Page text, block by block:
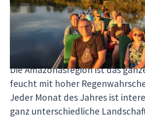
Beste Reisezeit: von Juni bis
Regenzeit zu vermeiden, oder
Mai, während der Regenzeit.
Warum diese Monate ideal sind:
Die Amazonasregion ist das
feucht mit hoher
Jeder Monat des Jahres ist
ganz unterschiedliche